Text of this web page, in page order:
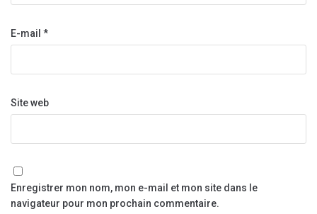
E-mail *
Site web
Enregistrer mon nom, mon e-mail et mon site dans le
navigateur pour mon prochain commentaire.